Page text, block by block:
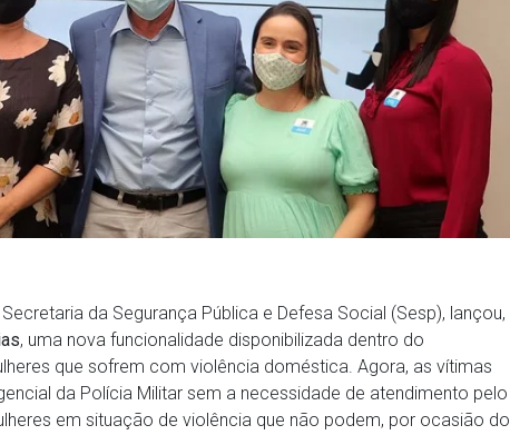
da Segurança Pública e Defesa Social (Sesp), lançou,
, uma nova funcionalidade disponibilizada dentro do
que sofrem com violência doméstica. Agora, as vítimas
da Polícia Militar sem a necessidade de atendimento pelo
em situação de violência que não podem, por ocasião do